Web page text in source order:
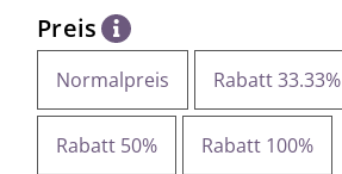
Preis
Normalpreis Rabatt 33.33%
Rabatt 50% Rabatt 100%